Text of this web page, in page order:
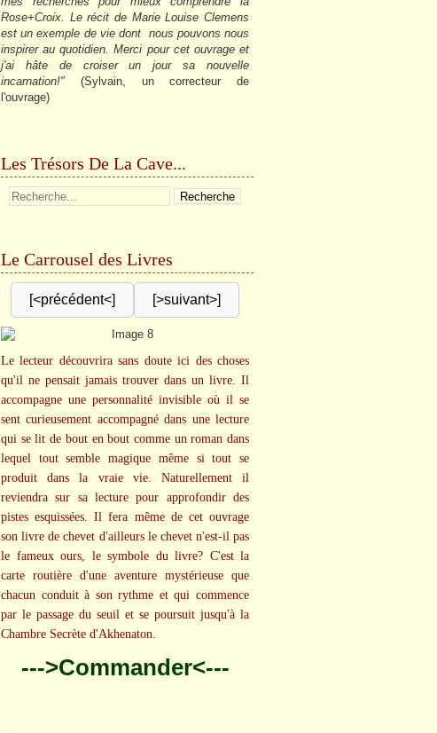
Rose+Croix. Le récit de Marie Louise Clemens
est un exemple de vie dont nous pouvons nous
inspirer au quotidien. Merci pour cet ouvrage et
j'ai hâte de croiser un jour sa nouvelle
incarnation!" (Sylvain, un correcteur de
l'ouvrage)
Les Trésors De La Cave...
Le Carrousel des Livres
[<précédent<] [>suivant>]
Le lecteur découvrira sans doute ici des choses
qu'il ne pensait jamais trouver dans un livre. Il
accompagne une personnalité invisible où il se
sent curieusement accompagné dans une lecture
qui se lit de bout en bout comme un roman dans
lequel tout semble magique même si tout se
produit dans la vraie vie. Naturellement il
reviendra sur sa lecture pour approfondir des
pistes esquissées. Il fera même de cet ouvrage
son livre de chevet d'ailleurs le chevet n'est-il pas
le fameux ours, le symbole du livre? C'est la
carte routière d'une aventure mystérieuse que
chacun conduit à son rythme et qui commence
par le passage du seuil et se poursuit jusqu'à la
Chambre Secrète d'Akhenaton.
--->Commander<---